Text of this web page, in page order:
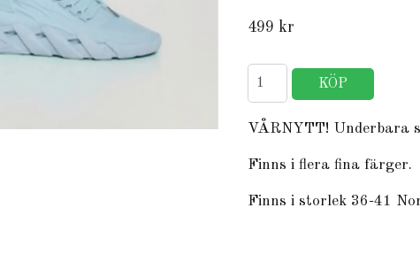
499 kr
VÅRNYTT! Underbara
Finns i flera fina färger.
Finns i storlek 36-41